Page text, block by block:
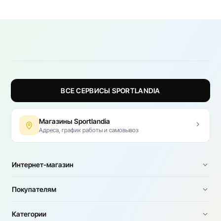
ВСЕ СЕРВИСЫ SPORTLANDIA
Магазины Sportlandia
Адреса, график работы и самовывоз
Интернет-магазин
Покупателям
Категории